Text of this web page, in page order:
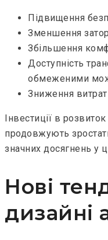
Підвищення
Зменшення
Збільшення
Доступність
обмеженими
Зниження витрат
Інвестиції в
продовжують
значних досягнень у
Нові
дизайні